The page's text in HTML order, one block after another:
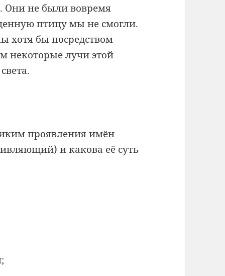
Они не были вовремя
птицу мы не смогли.
хотя бы посредством
некоторые лучи этой
проявления имён
и какова её суть